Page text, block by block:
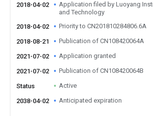
2018-04-02
Application filed by Luoyang
and Technology
2018-04-02
Priority to CN201810284806.6A
2018-08-21 Publication of CN108420064A
2021-07-02 Application granted
2021-07-02 Publication of CN108420064B
Status Active
2038-04-02 Anticipated expiration